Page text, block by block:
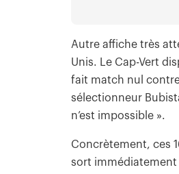
Autre affiche très
Unis. Le Cap-Vert
fait match nul contre
sélectionneur
n’est impossible ».
Concrètement, ces
sort immédiatement